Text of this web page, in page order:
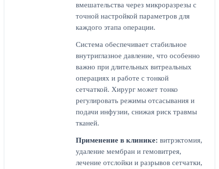
вмешательства через микроразрезы с
точной настройкой параметров для
каждого этапа операции.
Система обеспечивает стабильное
внутриглазное давление, что особенно
важно при длительных витреальных
операциях и работе с тонкой
сетчаткой. Хирург может тонко
регулировать режимы отсасывания и
подачи инфузии, снижая риск травмы
тканей.
Применение в клинике: витрэктомия,
удаление мембран и гемовитрея,
лечение отслойки и разрывов сетчатки,